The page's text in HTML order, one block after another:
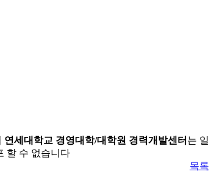
연세대학교 경영대학/대학원 경력개발센터 는 일
할 수 없습니다
목록